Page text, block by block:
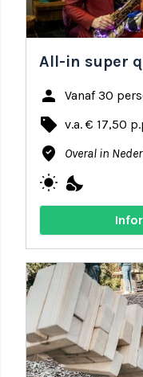
All-in super
person Vanaf 30
local_offer v.a. € 17,50
where_to_vote Overal in
wb_sunny nights_stay